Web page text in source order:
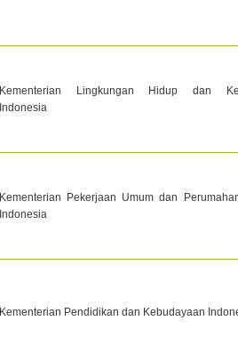
Kementerian Lingkungan Hidup dan
Indonesia
Kementerian Pekerjaan Umum dan
Indonesia
Kementerian Pendidikan dan Kebudayaan